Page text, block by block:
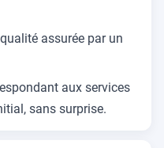
assurée par un
aux services
sans surprise.